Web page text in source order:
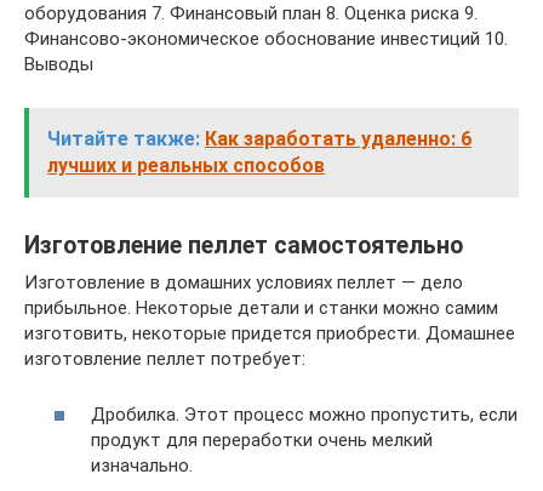
оборудования 7. Финансовый план 8. Оценка риска 9.
Финансово-экономическое обоснование инвестиций 10.
Выводы
Читайте также: Как заработать удаленно: 6
лучших и реальных способов
Изготовление пеллет самостоятельно
Изготовление в домашних условиях пеллет — дело
прибыльное. Некоторые детали и станки можно самим
изготовить, некоторые придется приобрести. Домашнее
изготовление пеллет потребует:
Дробилка. Этот процесс можно пропустить, если
продукт для переработки очень мелкий
изначально.